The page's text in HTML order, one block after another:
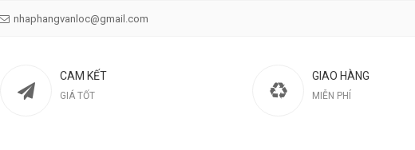
nhaphangvanloc@gmail.com
CAM KẾT
GIÁ TỐT
GIAO HÀNG
MIỄN PHÍ